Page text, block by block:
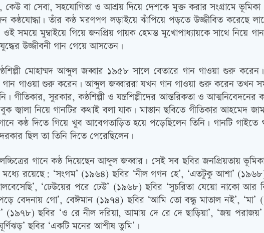
কেউ বা সেবা, সহযোগিতা ও আশ্রয় দিয়ে দেশকে মুক্ত করার সংগ্রামে
তাঁর কণ্ঠ মরণপণ লড়াইয়ে ঝাঁপিয়ে পড়তে উজ্জীবিত করেছে
ওই সময়ে মুম্বাইয়ে গিয়ে জনপ্রিয় গায়ক হেমন্ত মুখোপাধ্যায়কে সাথে
উজ্জীবনী গান গেয়ে আসতেন।
মোহাম্মদ আব্দুল জব্বার ১৯৫৮ সালে বেতারে গান গাওয়া শুরু
গাওয়া শুরু করেন। আব্দুল জব্বাররা যখন গান গাওয়া শুরু করেন তখন
গীতিকার, সুরকার, কণ্ঠশিল্পী ও যন্ত্রশিল্পীদের আন্তরিকতা ও
জ্বালা নিয়ে গানটির কথাই বলা যাক। মাস্তান ছবিতে গীতিকার আহমেদ
কণ্ঠ দিতে গিয়ে খুব আবেগতাড়িত হয়ে পড়েছিলেন তিনি। গানটি
ছিল তা তিনি দিতে পেরেছিলেন।
গানে কণ্ঠ দিয়েছেন আব্দুল জব্বার। সেই সব ছবির জনপ্রিয়তায়
রয়েছে: ‘সংগম’ (১৯৬৪) ছবির ‘নীল গগন হে’, ‘এতটুকু আশা’
‘ঢেউয়ের পরে ঢেউ’ (১৯৬৮) ছবির ‘সুচরিতা যেয়ো নাকো আর
বেদনায় গো’, বেঈমান (১৯৭৪) ছবির ‘আমি তো বন্ধু মাতাল নই’,
(১৯৭৮) ছবির ‘ও রে নীল দরিয়া, আমায় দে রে দে ছাড়িয়া’, ‘জয়
ছবির ‘একটি মনের আশীষ তুমি’।